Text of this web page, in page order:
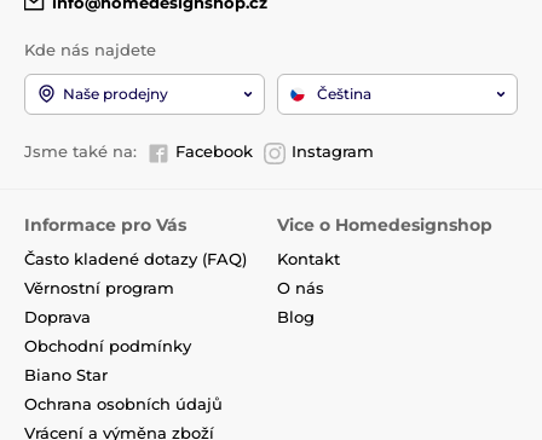
Kde nás najdete
Naše prodejny Čeština
Jsme také na: Facebook Instagram
Informace pro Vás
Často kladené dotazy (FAQ)
Věrnostní program
Doprava
Obchodní podmínky
Biano Star
Ochrana osobních údajů
Vrácení a výměna zboží
Vice o Homedesignshop
Kontakt
O nás
Blog